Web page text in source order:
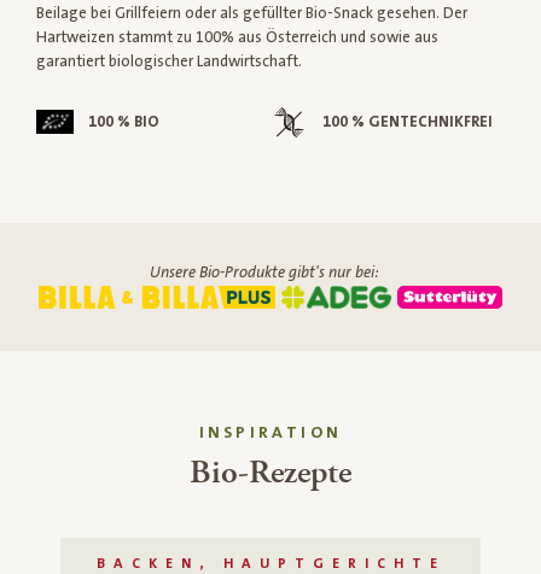
Beilage bei Grillfeiern oder als gefüllter Bio-Snack gesehen. Der
Hartweizen stammt zu 100% aus Österreich und sowie aus
garantiert biologischer Landwirtschaft.
100 % BIO 100 % GENTECHNIKFREI
Unsere Bio-Produkte gibt's nur bei:
INSPIRATION
Bio-Rezepte
BACKEN, HAUPTGERICHTE